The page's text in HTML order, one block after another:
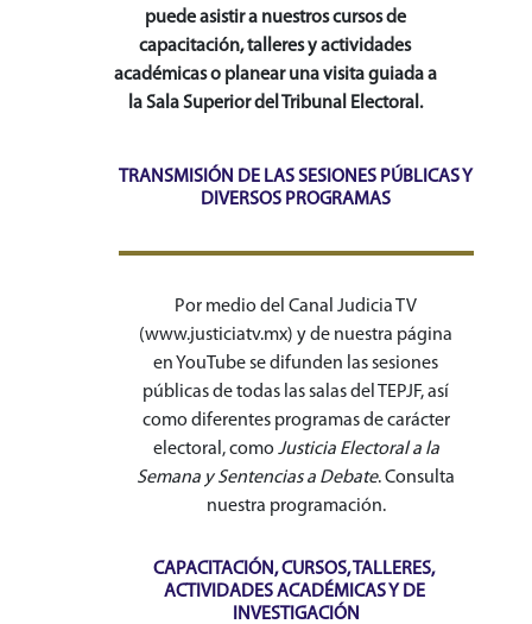
puede asistir a nuestros cursos de
capacitación, talleres y actividades
académicas o planear una visita guiada a
la Sala Superior del Tribunal Electoral.
TRANSMISIÓN DE LAS SESIONES PÚBLICAS Y
DIVERSOS PROGRAMAS
Por medio del Canal Judicia TV
(www.justiciatv.mx) y de nuestra página
en YouTube se difunden las sesiones
públicas de todas las salas del TEPJF, así
como diferentes programas de carácter
electoral, como Justicia Electoral a la
Semana y Sentencias a Debate. Consulta
nuestra programación.
CAPACITACIÓN, CURSOS, TALLERES,
ACTIVIDADES ACADÉMICAS Y DE
INVESTIGACIÓN